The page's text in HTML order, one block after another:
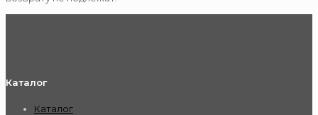
Каталог
Каталог